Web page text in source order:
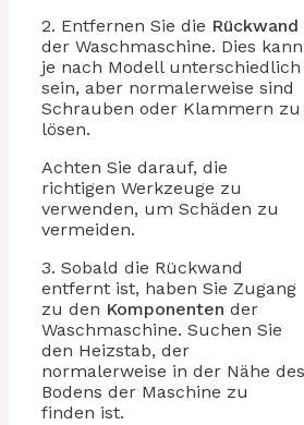
2. Entfernen Sie die Rückwand
der Waschmaschine. Dies kann
je nach Modell unterschiedlich
sein, aber normalerweise sind
Schrauben oder Klammern zu
lösen.
Achten Sie darauf, die
richtigen Werkzeuge zu
verwenden, um Schäden zu
vermeiden.
3. Sobald die Rückwand
entfernt ist, haben Sie Zugang
zu den Komponenten der
Waschmaschine. Suchen Sie
den Heizstab, der
normalerweise in der Nähe des
Bodens der Maschine zu
finden ist.